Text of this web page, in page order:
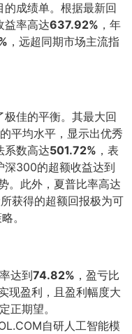
成绩单。根据最新回
益率高达637.92% ，年
，远超同期市场主流指
佳的平衡。其最大回
平均水平，显示出优秀
系数高达501.72% ，表
深300的超额收益达到
。此外，夏普比率高达
获得的超额回报极为可
。
达到74.82% ，盈亏比
现盈利，且盈利幅度大
正期望。
自研人工智能模